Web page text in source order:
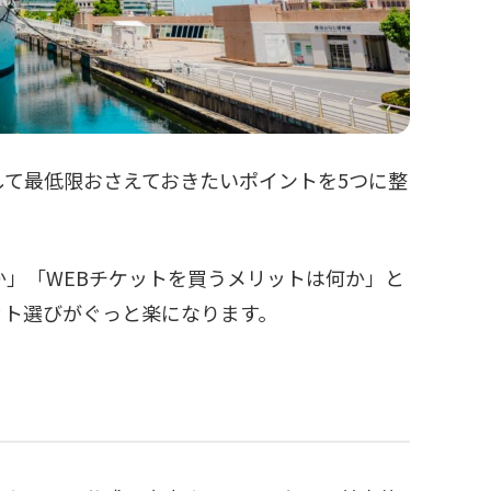
最低限おさえておきたいポイントを5つに整
「WEBチケットを買うメリットは何か」と
選びがぐっと楽になります。